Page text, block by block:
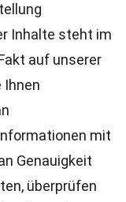
Inhalte steht im
auf unserer
Ihnen
mit
Genauigkeit
überprüfen